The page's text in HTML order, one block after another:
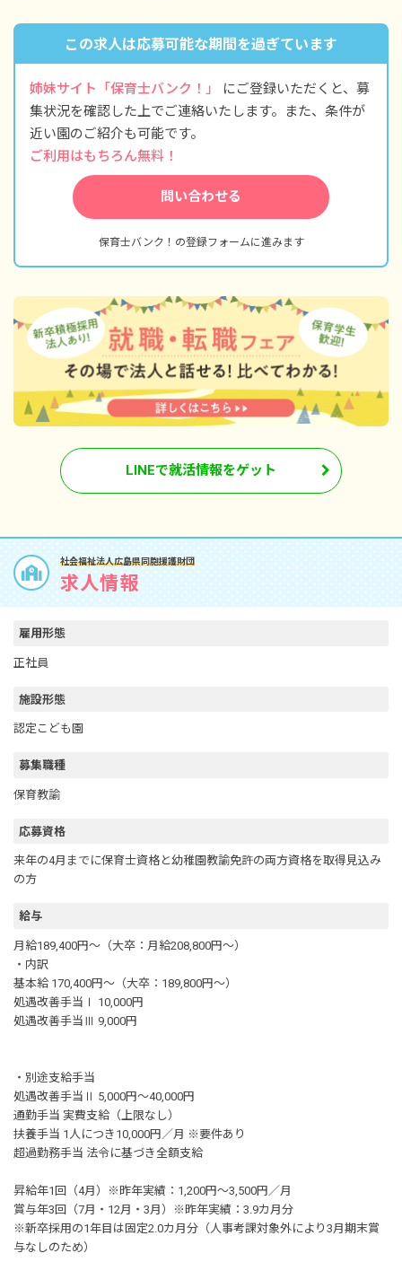
年収490万／29歳／入社7年目（OJTリーダー）
年収550万／46歳／入社11年目（主任）
特別休暇（慶弔休暇、結婚休暇、永年勤続によ
るリフレッシュ休暇付与など）
退・欠勤などの相談も柔軟に対応いたします。
この求人は応募可能な期間を過ぎています
姉妹サイト「保育士バンク！」
にご登録いただくと、募
集状況を確認した上でご連絡いたします。また、条件が
近い園のご紹介も可能です。
ご利用はもちろん無料！
問い合わせる
保育士バンク！の登録フォームに進みます
LINEで就活情報をゲット
社会福祉法人広島県同胞援護財団
求人情報
雇用形態
正社員
施設形態
認定こども園
募集職種
保育教諭
応募資格
来年の4月までに保育士資格と幼稚園教諭免許の両方資格を取得見込み
の方
給与
月給189,400円～（大卒：月給208,800円～）
・内訳
基本給 170,400円〜（大卒：189,800円～）
処遇改善手当Ⅰ 10,000円
処遇改善手当Ⅲ 9,000円
・別途支給手当
処遇改善手当Ⅱ 5,000円～40,000円
通勤手当 実費支給（上限なし）
扶養手当 1人につき10,000円／月 ※要件あり
超過勤務手当 法令に基づき全額支給
昇給年1回（4月）※昨年実績：1,200円〜3,500円／月
賞与年3回（7月・12月・3月）※昨年実績：3.9カ月分
※新卒採用の1年目は固定2.0カ月分（人事考課対象外により3月期末賞
与なしのため）